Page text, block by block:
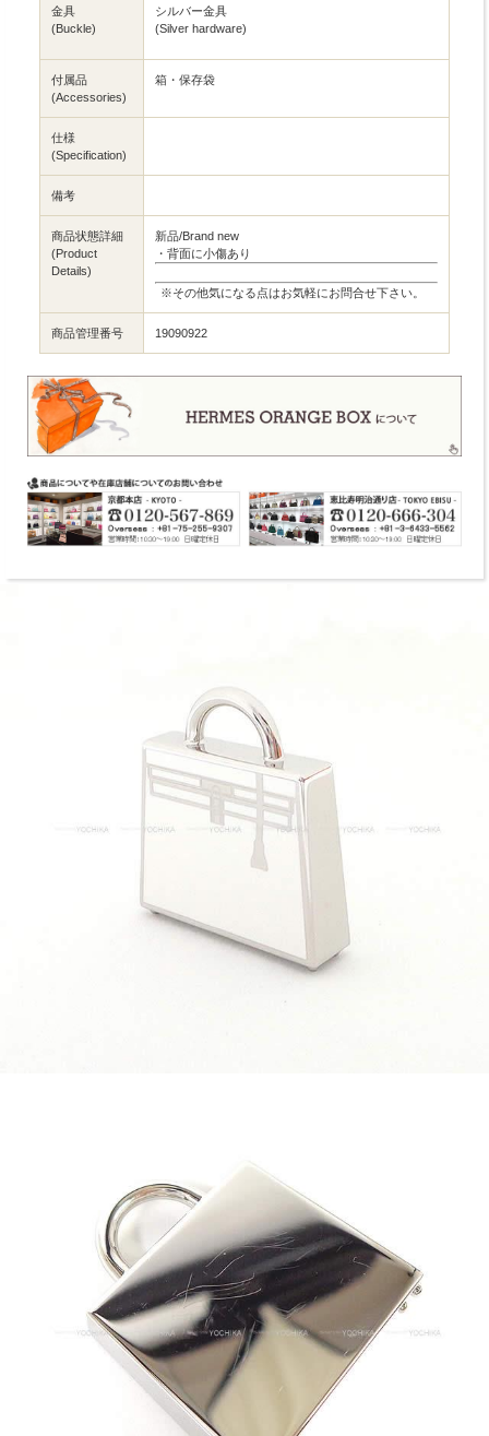
金具
(Buckle)
シルバー金具
(Silver hardware)
付属品
(Accessories)
箱・保存袋
仕様
(Specification)
備考
商品状態詳細
(Product
Details)
新品/Brand new
・背面に小傷あり
※その他気になる点はお気軽にお問合せ下さい。
商品管理番号 19090922